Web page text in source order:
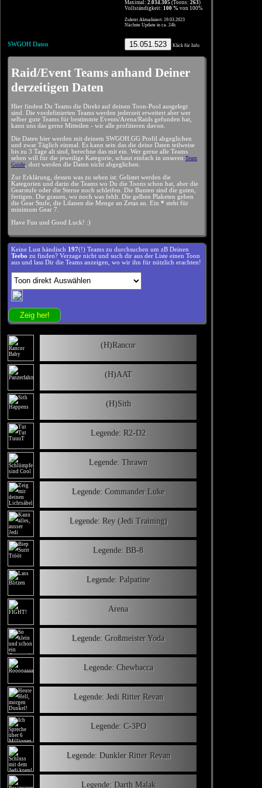
Maximal: 2.034.305 (Toons: 263)
Vollständigkeit: 100 % von 100%
Zuletzt Aktualisiert: 19.03.2023
Nächste Update in ca. 24h
SWGOH Daten 15.051.523 Klick für Info
Raid/Event Teams anhand Deiner
derzeitigen Daten
Hier findest Du Teams die Direkt auf deinen Toon-Pool ausgelegt
sind. Die vordefinierten Teams werden jederzeit erweitert aber wer
selber gute Teams für bestimmte Events/Arena/Raids gefunden hat,
kann uns das gerne Mitteilen - wir alle profitieren davon.
Die Daten hier werden mit deinem SWGOH.GG Profil abgeglichen
und zwar Täglich einmal. Es kann sein das die deine Daten teilweise
bis zu 3 Tage alt sind, berechne das mit ein. Wer gerne alle Teams
sehen will für die jeweilige Kategorie, schaut einfach in unseren Team
Guide , dort werden die Daten nicht abgeglichen.
Zur Erklärung, dessen was zu sehen ist: Gelistet werden die
Kategorien und darin die Teams wo Du die Toons schon hat, aber die
Gearstufe oder die Sterne noch schleifen. Die Bunten sind die guten,
fertigen. Die grauen, wo noch was fehlt. Die gelben Plaketen geben
die Gear Stufe, die Lilanen die Menge an Zetas an. Ein * steht für
minimum Gear 7.
Have Fun und Good Luck! :)
Keine Lust händisch 197(!) Teams zu durchsuchen um zB Deinen
Teebo zu finden? Verzage nicht und such dir aus der Liste einen Toon
aus und lass Dir die Teams anzeigen, wo wir ihn für nützlich erachten!
(H)Rancor
(H)AAT
(H)Sith
Legende: R2-D2
Legende: Thrawn
Legende: Commander Luke
Legende: Rey (Jedi Training)
Legende: BB-8
Legende: Palpatine
Arena
Legende: Großmeister Yoda
Legende: Chewbacca
Legende: Jedi Ritter Revan
Legende: C-3PO
Legende: Dunkler Ritter Revan
Legende: Darth Malak